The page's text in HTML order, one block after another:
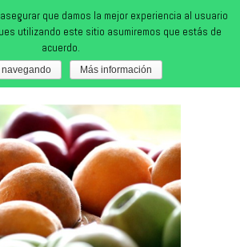
que damos la mejor experiencia al usuario
utilizando este sitio asumiremos que estás de
acuerdo.
Más información